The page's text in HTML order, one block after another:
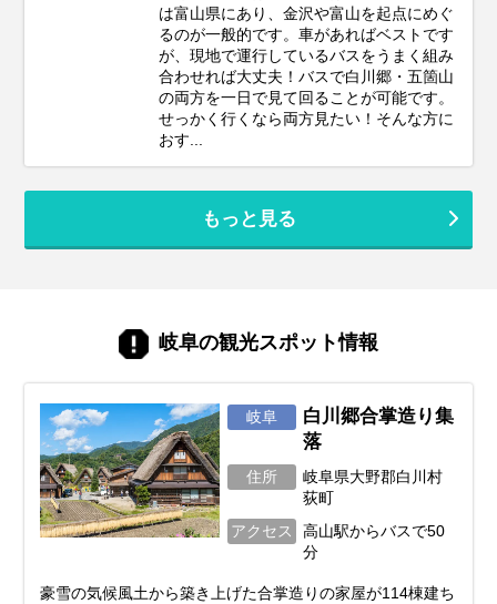
は富山県にあり、金沢や富山を起点にめぐ
るのが一般的です。車があればベストです
が、現地で運行しているバスをうまく組み
合わせれば大丈夫！バスで白川郷・五箇山
の両方を一日で見て回ることが可能です。
せっかく行くなら両方見たい！そんな方に
おす...
もっと見る
岐阜の観光スポット情報
岐阜
白川郷合掌造り集
落
住所
岐阜県大野郡白川村
荻町
アクセス
高山駅からバスで50
分
豪雪の気候風土から築き上げた合掌造りの家屋が114棟建ち